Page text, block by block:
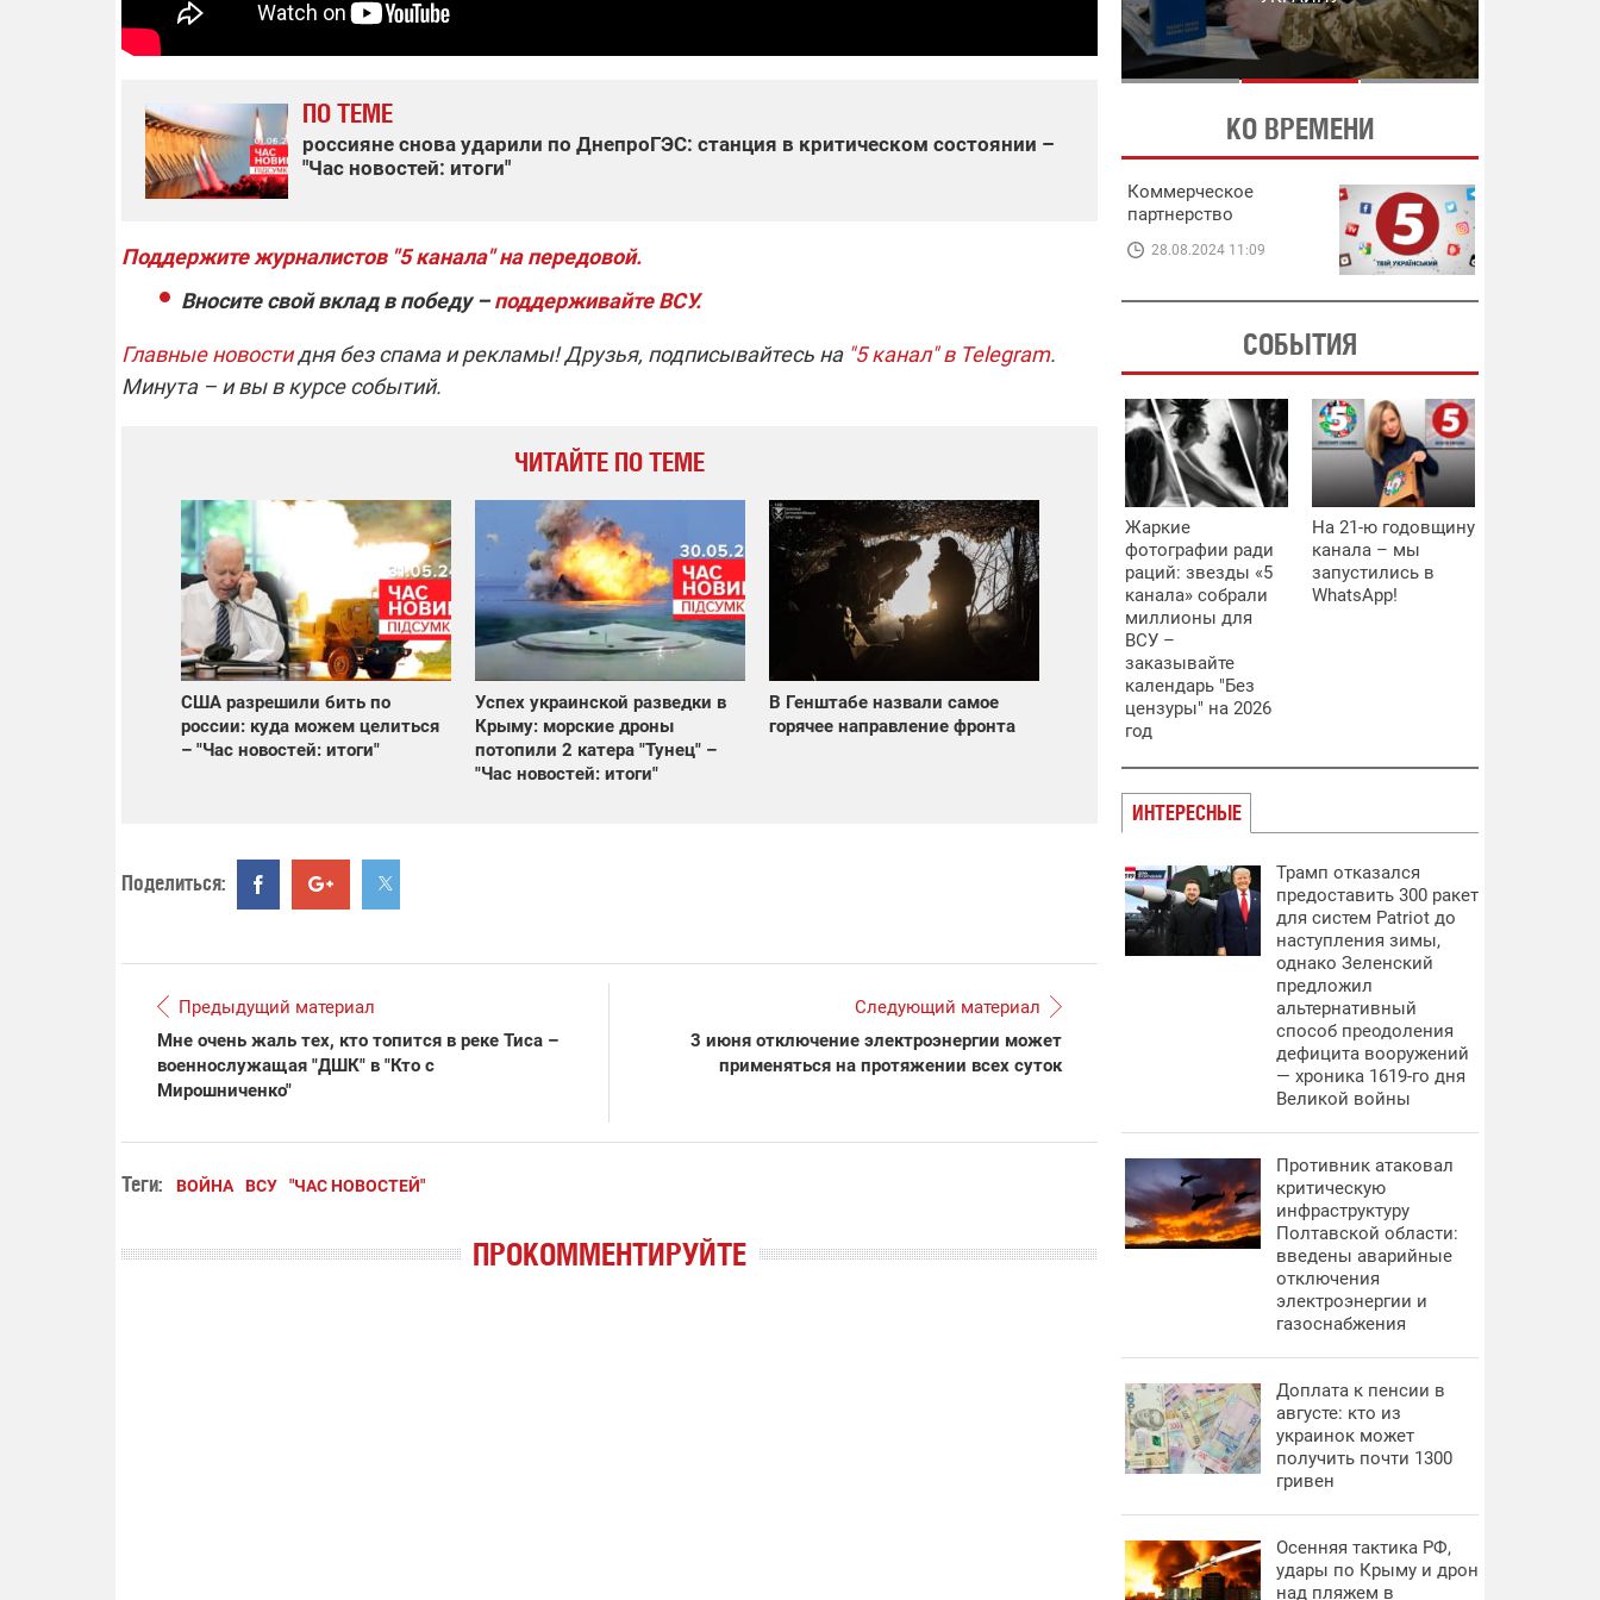
ПО ТЕМЕ
россияне снова ударили по ДнепроГЭС: станция в критическом состоянии –
"Час новостей: итоги"
Поддержите журналистов "5 канала" на передовой.
Вносите свой вклад в победу –поддерживайте ВСУ.
Главные новостидня без спама и рекламы! Друзья, подписывайтесь на "5 канал" в Telegram.
Минута – и вы в курсе событий.
ЧИТАЙТЕ ПО ТЕМЕ
США разрешили бить по
россии: куда можем целиться
– "Час новостей: итоги"
Успех украинской разведки в
Крыму: морские дроны
потопили 2 катера "Тунец" –
"Час новостей: итоги"
В Генштабе назвали самое
горячее направление фронта
Поделиться:
Предыдущий материал
Мне очень жаль тех, кто топится в реке Тиса –
военнослужащая "ДШК" в "Кто с
Мирошниченко"
Следующий материал
3 июня отключение электроэнергии может
применяться на протяжении всех суток
Теги: ВОЙНА ВСУ "ЧАС НОВОСТЕЙ"
ПРОКОММЕНТИРУЙТЕ
В ЭНЕРГЕТИКЕ
ЭНЕРГЕТИКЕ
КО ВРЕМЕНИ
Коммерческое
партнерство
28.08.2024 11:09
СОБЫТИЯ
Жаркие
фотографии ради
раций: звезды «5
канала» собрали
миллионы для
ВСУ –
заказывайте
календарь "Без
цензуры" на 2026
год
На 21-ю годовщину
канала – мы
запустились в
WhatsApp!
ИНТЕРЕСНЫЕ
Трамп отказался
предоставить 300 ракет
для систем Patriot до
наступления зимы,
однако Зеленский
предложил
альтернативный
способ преодоления
дефицита вооружений
— хроника 1619-го дня
Великой войны
Противник атаковал
критическую
инфраструктуру
Полтавской области:
введены аварийные
отключения
электроэнергии и
газоснабжения
Доплата к пенсии в
августе: кто из
украинок может
получить почти 1300
гривен
Осенняя тактика РФ,
удары по Крыму и дрон
над пляжем в